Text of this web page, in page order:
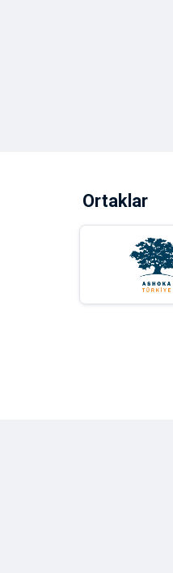
Ortaklar